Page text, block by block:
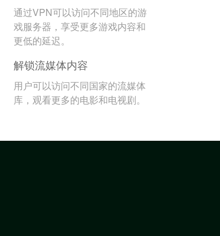
通过VPN可以访问不同地区的游
戏服务器，享受更多游戏内容和
更低的延迟。
解锁流媒体内容
用户可以访问不同国家的流媒体
库，观看更多的电影和电视剧。